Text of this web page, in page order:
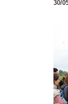
30/